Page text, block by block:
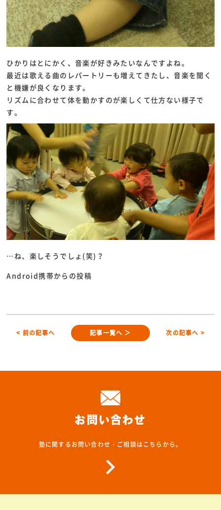
ひかりはとにかく、音楽が好きみたいなんですよね。
最近は歌える曲のレパートリーも増えてきたし、音楽を聞く
と機嫌が良くなります。
リズムに合わせて体を動かすのが楽しくて仕方ない様子で
す。
…ね、楽しそうでしょ(笑)？
Android携帯からの投稿
< 前の記事へ 記事一覧へ ＞ 次の記事へ >
お問い合わせ
塾に関するお問い合わせ・ご相談はこちらから。